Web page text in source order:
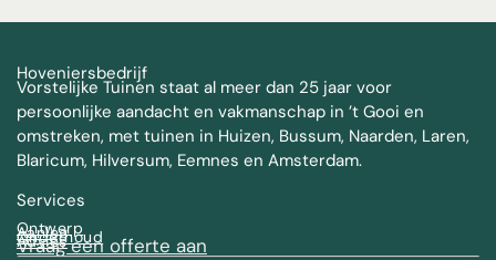
Hoveniersbedrijf
Vorstelijke Tuinen staat al meer dan 25 jaar voor
persoonlijke aandacht en vakmanschap in ’t Gooi en
omstreken, met tuinen in Huizen, Bussum, Naarden, Laren,
Blaricum, Hilversum, Eemnes en Amsterdam.
Services
Ontwerp
Aanleg
Onderhoud
Advies
Vraag een offerte aan